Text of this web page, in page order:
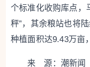
个标准化收购库点，
秤”，其余粮站也将
种植面积达9.43万亩
来 源：潮新闻